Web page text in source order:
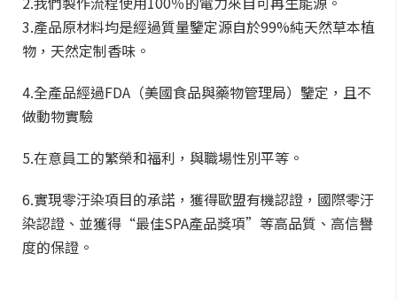
3.產品原材料均是經過質量鑒定源自於99%純天然草本植
物，天然定制香味。
4.全產品經過FDA（美國食品與藥物管理局）鑒定，且不
做動物實驗
5.在意員工的繁榮和福利，與職場性別平等。
6.實現零汙染項目的承諾，獲得歐盟有機認證，國際零汙
染認證、並獲得“最佳SPA產品獎項”等高品質、高信譽
度的保證。